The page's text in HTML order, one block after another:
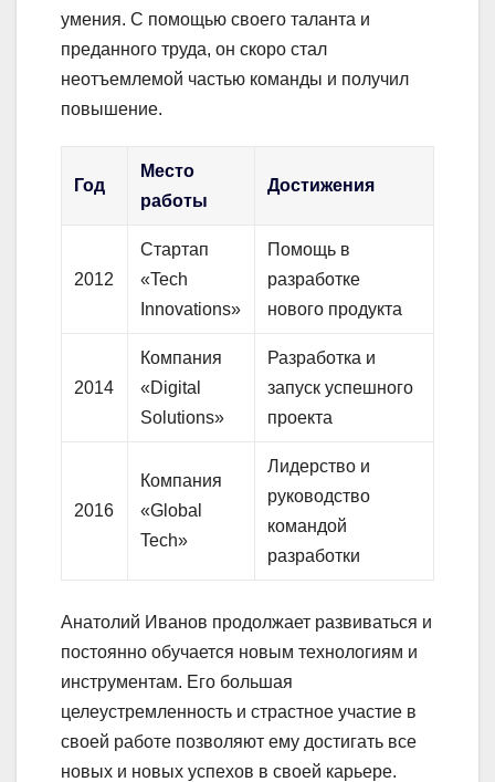
умения. С помощью своего таланта и
преданного труда, он скоро стал
неотъемлемой частью команды и получил
повышение.
Год
Место
работы
Достижения
2012
Стартап
«Tech
Innovations»
Помощь в
разработке
нового продукта
2014
Компания
«Digital
Solutions»
Разработка и
запуск успешного
проекта
2016
Компания
«Global
Tech»
Лидерство и
руководство
командой
разработки
Анатолий Иванов продолжает развиваться и
постоянно обучается новым технологиям и
инструментам. Его большая
целеустремленность и страстное участие в
своей работе позволяют ему достигать все
новых и новых успехов в своей карьере.